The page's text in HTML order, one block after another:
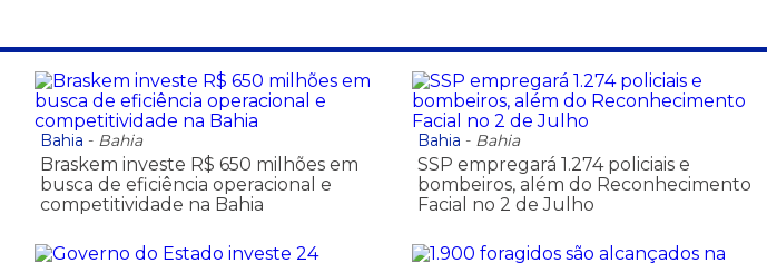
Bahia - Bahia
Braskem investe R$ 650 milhões em
busca de eficiência operacional e
competitividade na Bahia
Bahia - Bahia
SSP empregará 1.274 policiais e
bombeiros, além do Reconhecimento
Facial no 2 de Julho